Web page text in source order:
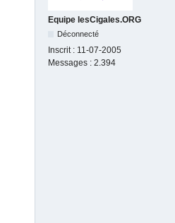
Equipe lesCigales.ORG
Déconnecté
Inscrit : 11-07-2005
Messages : 2.394